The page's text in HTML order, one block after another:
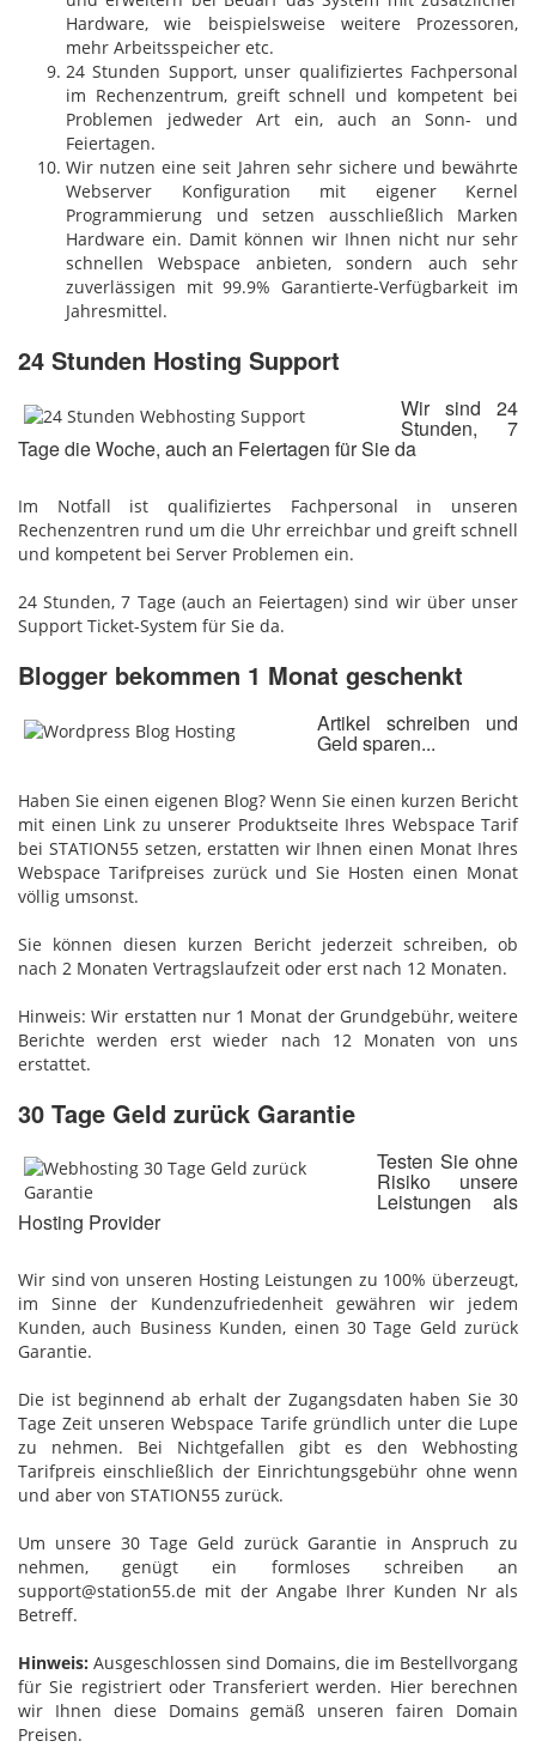
Hardware, wie beispielsweise weitere Prozessoren,
mehr Arbeitsspeicher etc.
24 Stunden Support, unser qualifiziertes Fachpersonal
im Rechenzentrum, greift schnell und kompetent bei
Problemen jedweder Art ein, auch an Sonn- und
Feiertagen.
Wir nutzen eine seit Jahren sehr sichere und bewährte
Webserver Konfiguration mit eigener Kernel
Programmierung und setzen ausschließlich Marken
Hardware ein. Damit können wir Ihnen nicht nur sehr
schnellen Webspace anbieten, sondern auch sehr
zuverlässigen mit 99.9% Garantierte-Verfügbarkeit im
Jahresmittel.
24 Stunden Hosting Support
Wir sind 24
Stunden, 7
Tage die Woche, auch an Feiertagen für Sie da
Im Notfall ist qualifiziertes Fachpersonal in unseren
Rechenzentren rund um die Uhr erreichbar und greift schnell
und kompetent bei Server Problemen ein.
24 Stunden, 7 Tage (auch an Feiertagen) sind wir über unser
Support Ticket-System für Sie da.
Blogger bekommen 1 Monat geschenkt
Artikel schreiben und
Geld sparen...
Haben Sie einen eigenen Blog? Wenn Sie einen kurzen Bericht
mit einen Link zu unserer Produktseite Ihres Webspace Tarif
bei STATION55 setzen, erstatten wir Ihnen einen Monat Ihres
Webspace Tarifpreises zurück und Sie Hosten einen Monat
völlig umsonst.
Sie können diesen kurzen Bericht jederzeit schreiben, ob
nach 2 Monaten Vertragslaufzeit oder erst nach 12 Monaten.
Hinweis: Wir erstatten nur 1 Monat der Grundgebühr, weitere
Berichte werden erst wieder nach 12 Monaten von uns
erstattet.
30 Tage Geld zurück Garantie
Testen Sie ohne
Risiko unsere
Leistungen als
Hosting Provider
Wir sind von unseren Hosting Leistungen zu 100% überzeugt,
im Sinne der Kundenzufriedenheit gewähren wir jedem
Kunden, auch Business Kunden, einen 30 Tage Geld zurück
Garantie.
Die ist beginnend ab erhalt der Zugangsdaten haben Sie 30
Tage Zeit unseren Webspace Tarife gründlich unter die Lupe
zu nehmen. Bei Nichtgefallen gibt es den Webhosting
Tarifpreis einschließlich der Einrichtungsgebühr ohne wenn
und aber von STATION55 zurück.
Um unsere 30 Tage Geld zurück Garantie in Anspruch zu
nehmen, genügt ein formloses schreiben an
support@station55.de mit der Angabe Ihrer Kunden Nr als
Betreff.
Hinweis: Ausgeschlossen sind Domains, die im Bestellvorgang
für Sie registriert oder Transferiert werden. Hier berechnen
wir Ihnen diese Domains gemäß unseren fairen Domain
Preisen.